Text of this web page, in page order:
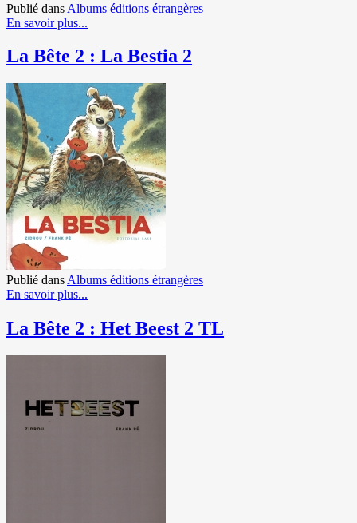
Publié dans Albums éditions étrangères
En savoir plus...
La Bête 2 : La Bestia 2
Publié dans Albums éditions étrangères
En savoir plus...
La Bête 2 : Het Beest 2 TL